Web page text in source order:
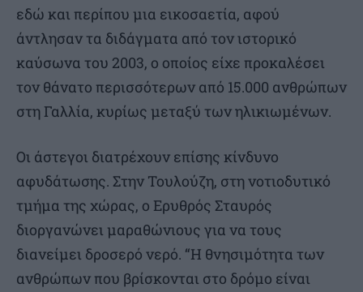
εδώ και περίπου μια εικοσαετία, αφού
άντλησαν τα διδάγματα από τον ιστορικό
καύσωνα του 2003, ο οποίος είχε προκαλέσει
τον θάνατο περισσότερων από 15.000 ανθρώπων
στη Γαλλία, κυρίως μεταξύ των ηλικιωμένων.
Οι άστεγοι διατρέχουν επίσης κίνδυνο
αφυδάτωσης. Στην Τουλούζη, στη νοτιοδυτικό
τμήμα της χώρας, ο Ερυθρός Σταυρός
διοργανώνει μαραθώνιους για να τους
διανείμει δροσερό νερό. “Η θνησιμότητα των
ανθρώπων που βρίσκονται στο δρόμο είναι